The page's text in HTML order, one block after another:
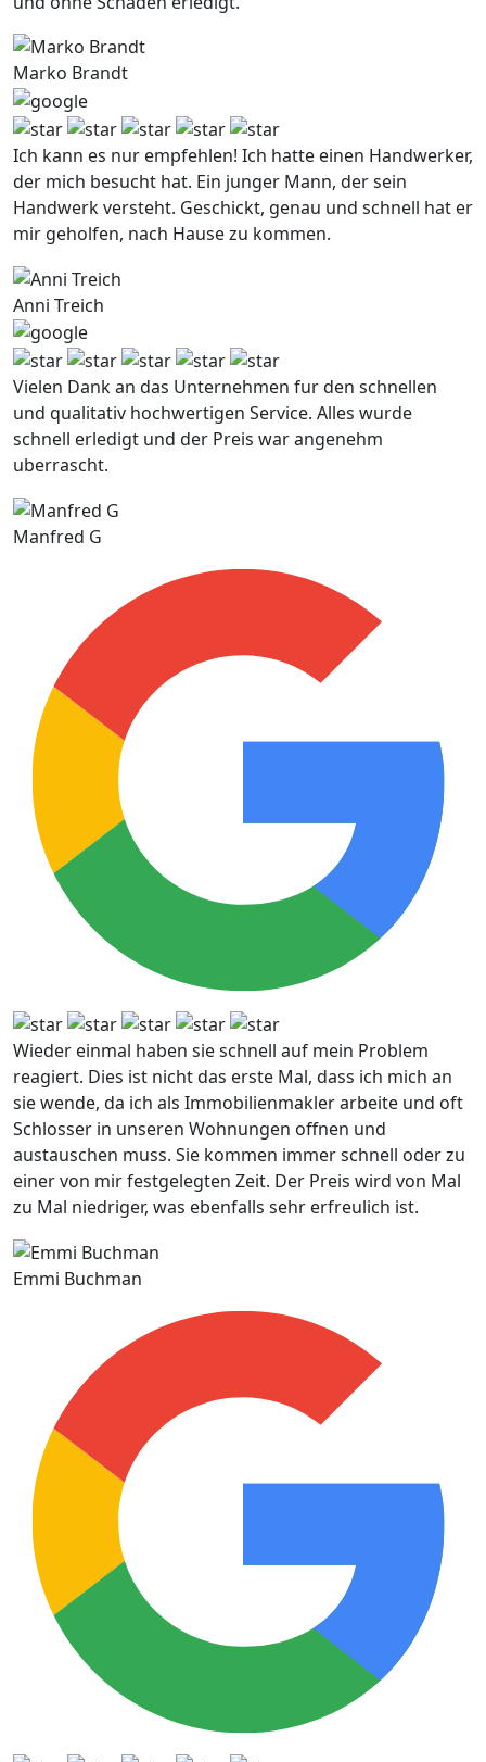
Marko Brandt
Ich kann es nur empfehlen! Ich hatte einen Handwerker,
der mich besucht hat. Ein junger Mann, der sein
Handwerk versteht. Geschickt, genau und schnell hat er
mir geholfen, nach Hause zu kommen.
Anni Treich
Vielen Dank an das Unternehmen fur den schnellen
und qualitativ hochwertigen Service. Alles wurde
schnell erledigt und der Preis war angenehm
uberrascht.
Manfred G
Wieder einmal haben sie schnell auf mein Problem
reagiert. Dies ist nicht das erste Mal, dass ich mich an
sie wende, da ich als Immobilienmakler arbeite und oft
Schlosser in unseren Wohnungen offnen und
austauschen muss. Sie kommen immer schnell oder zu
einer von mir festgelegten Zeit. Der Preis wird von Mal
zu Mal niedriger, was ebenfalls sehr erfreulich ist.
Emmi Buchman